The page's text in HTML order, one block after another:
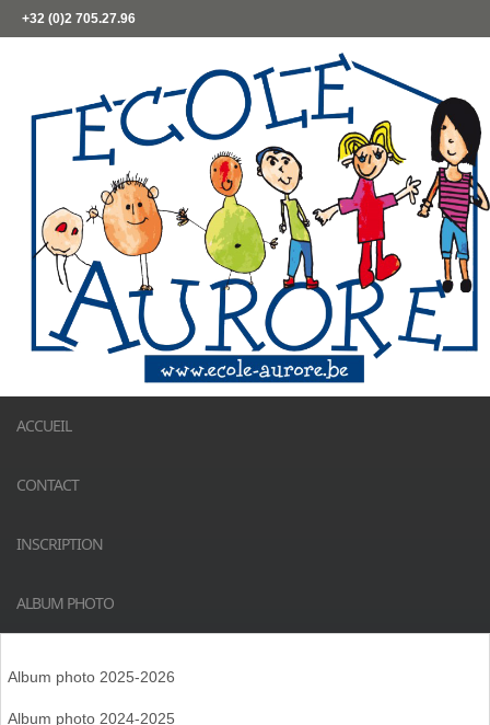
+32 (0)2 705.27.96
ACCUEIL
CONTACT
INSCRIPTION
ALBUM PHOTO
Album photo 2025-2026
Album photo 2024-2025